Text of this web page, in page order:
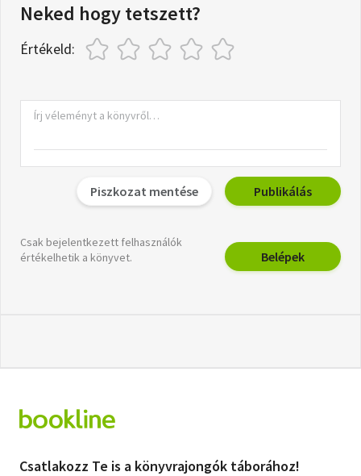
Neked hogy tetszett?
Értékeld:
Piszkozat mentése Publikálás
Csak bejelentkezett felhasználók
értékelhetik a könyvet.
Belépek
Csatlakozz Te is a könyvrajongók táborához!